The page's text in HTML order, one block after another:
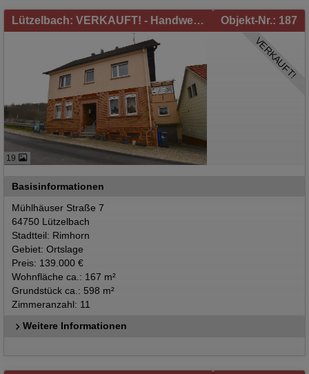
Lützelbach: VERKAUFT! - Handwerker aufgepasst! Wohnhaus in Lützelbach / Rimhorn zu verkaufen! Objekt-Nr.: 187
19
VERKAUFT!
Basisinformationen
Mühlhäuser Straße 7
64750 Lützelbach
Stadtteil: Rimhorn
Gebiet: Ortslage
Preis: 139.000 €
Wohnfläche ca.: 167 m²
Grundstück ca.: 598 m²
Zimmeranzahl: 11
Weitere Informationen